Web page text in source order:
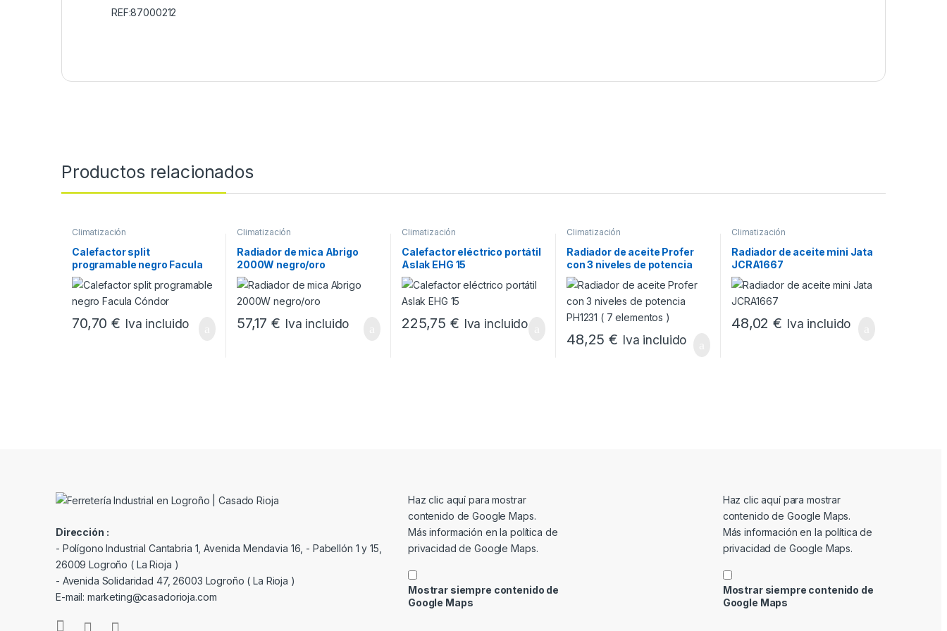
REF:87000212
Productos relacionados
Climatización
Calefactor split
programable negro Facula
Cóndor
70,70€ Iva incluido
Climatización
Radiador de mica Abrigo
2000W negro/oro
57,17€ Iva incluido
Climatización
Calefactor eléctrico portátil
Aslak EHG 15
225,75€ Iva incluido
Climatización
Radiador de aceite Profer
con 3 niveles de potencia
PH1231 ( 7 elementos )
48,25€ Iva incluido
Climatización
Radiador de aceite mini Jata
JCRA1667
48,02€ Iva incluido
Dirección :
- Polígono Industrial Cantabria 1, Avenida Mendavia 16, - Pabellón 1 y 15,
26009 Logroño ( La Rioja )
- Avenida Solidaridad 47, 26003 Logroño ( La Rioja )
E-mail: marketing@casadorioja.com
Mostrar contenido de Google Maps
Haz clic aquí para mostrar
contenido de Google Maps.
Más información en la política de
privacidad de Google Maps.
Mostrar siempre contenido de
Google Maps
Mostrar contenido de Google Maps
Haz clic aquí para mostrar
contenido de Google Maps.
Más información en la política de
privacidad de Google Maps.
Mostrar siempre contenido de
Google Maps